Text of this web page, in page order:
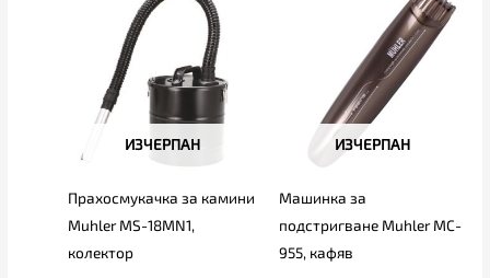
ИЗЧЕРПАН
Прахосмукачка за камини
Muhler MS-18MN1,
колектор
ИЗЧЕРПАН
Машинка за
подстригване Muhler MC-
955, кафяв